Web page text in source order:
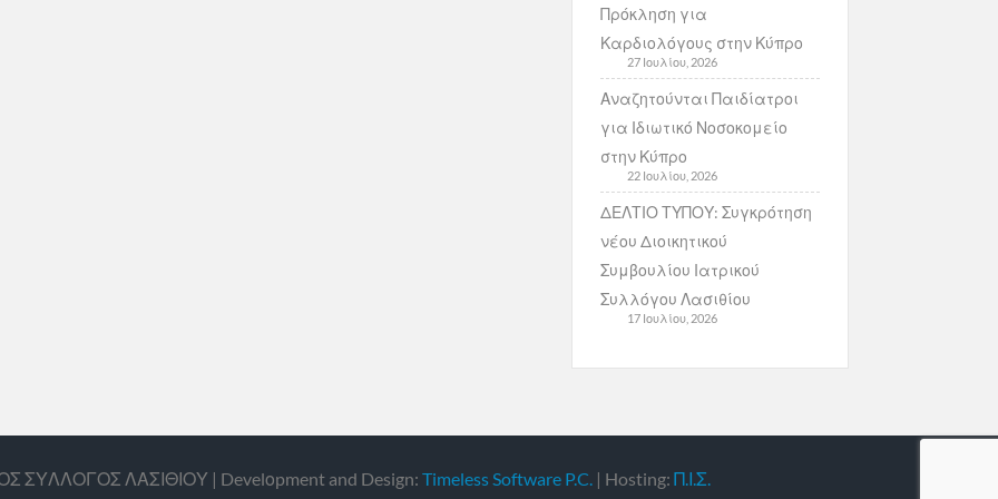
Πρόκληση για
Καρδιολόγους στην Κύπρο
27 Ιουλίου, 2026
Αναζητούνται Παιδίατροι
για Ιδιωτικό Νοσοκομείο
στην Κύπρο
22 Ιουλίου, 2026
ΔΕΛΤΙΟ ΤΥΠΟΥ: Συγκρότηση
νέου Διοικητικού
Συμβουλίου Ιατρικού
Συλλόγου Λασιθίου
17 Ιουλίου, 2026
ΣΥΛΛΟΓΟΣ ΛΑΣΙΘΙΟΥ | Develοpment and Design: Timeless Software P.C. | Hosting: Π.Ι.Σ.